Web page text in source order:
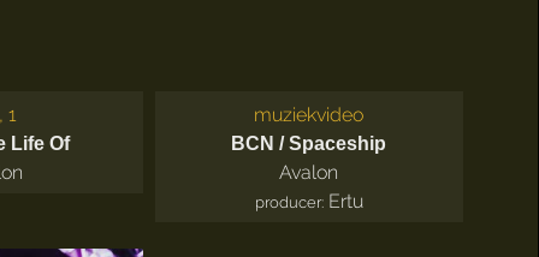
1
Life Of
muziekvideo
BCN / Spaceship
Avalon
producer: Ertu